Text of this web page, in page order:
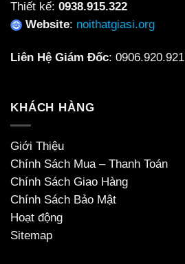
Thiết kế: 0938.915.322
Website: noithatgiasi.org
Liên Hệ Giám Đốc: 0906.920.921
KHÁCH HÀNG
Giới Thiệu
Chính Sách Mua – Thanh Toán
Chính Sách Giao Hàng
Chính Sách Bảo Mật
Hoạt động
Sitemap